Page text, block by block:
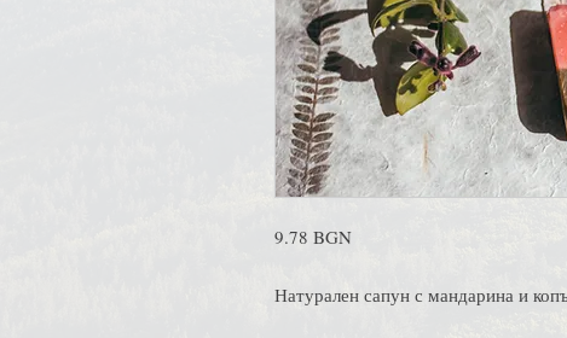
9.78 BGN
Натурален сапун с мандарина и